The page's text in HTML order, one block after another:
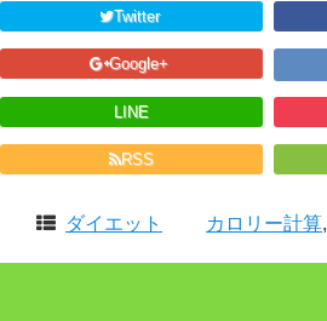
Twitter
Google+
LINE
RSS
ダイエット カロリー計算,